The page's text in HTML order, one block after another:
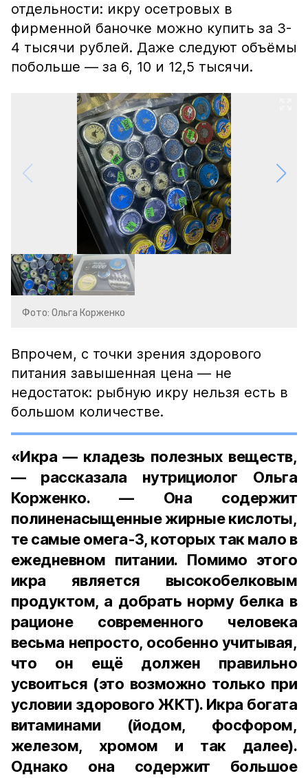
отдельности: икру осетровых в
фирменной баночке можно купить за 3-
4 тысячи рублей. Даже следуют объёмы
побольше — за 6, 10 и 12,5 тысячи.
Фото: Ольга Корженко
Впрочем, с точки зрения здорового
питания завышенная цена — не
недостаток: рыбную икру нельзя есть в
большом количестве.
«Икра — кладезь полезных веществ,
— рассказала нутрициолог Ольга
Корженко. — Она содержит
полиненасыщенные жирные кислоты,
те самые омега-3, которых так мало в
ежедневном питании. Помимо этого
икра является высокобелковым
продуктом, а добрать норму белка в
рационе современного человека
весьма непросто, особенно учитывая,
что он ещё должен правильно
усвоиться (это возможно только при
условии здорового ЖКТ). Икра богата
витаминами (йодом, фосфором,
железом, хромом и так далее).
Однако она содержит большое